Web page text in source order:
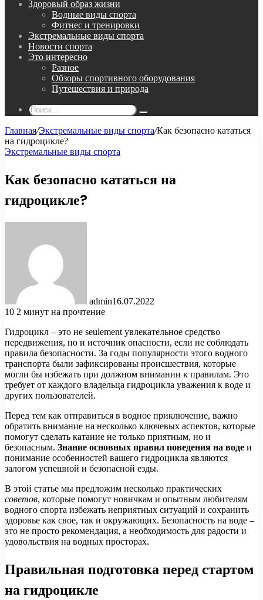
Здоровый образ жизни
Водные виды спорта
Фитнес и тренировки
Экстремальные виды спорта
Новости спорта
Это интересно
Разное
Обзоры спортивного оборудования
Путешествия и природа
Поиск...
Главная/Экстремальные виды спорта/Как безопасно кататься
на гидроцикле?
Экстремальные виды спорта
Как безопасно кататься на
гидроцикле?
admin16.07.2022
10 2 минут на прочтение
Гидроцикл – это не seulement увлекательное средство
передвижения, но и источник опасности, если не соблюдать
правила безопасности. За годы популярности этого водного
транспорта были зафиксированы происшествия, которые
могли бы избежать при должном внимании к правилам. Это
требует от каждого владельца гидроцикла уважения к воде и
других пользователей.
Перед тем как отправиться в водное приключение, важно
обратить внимание на несколько ключевых аспектов, которые
помогут сделать катание не только приятным, но и
безопасным. Знание основных правил поведения на воде и
понимание особенностей вашего гидроцикла являются
залогом успешной и безопасной езды.
В этой статье мы предложим несколько практических
советов, которые помогут новичкам и опытным любителям
водного спорта избежать неприятных ситуаций и сохранить
здоровье как свое, так и окружающих. Безопасность на воде –
это не просто рекомендация, а необходимость для радости и
удовольствия на водных просторах.
Правильная подготовка перед стартом
на гидроцикле